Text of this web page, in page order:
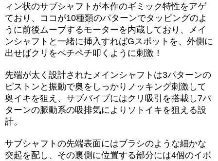
ィン状のサブシャフトが本作のギミック特性をアゲ
ており、ココが10種類のパターンでタッピングのよ
うに前後ムーブするモーターを内蔵しており、メイ
ンシャフトと一緒に挿入すればGスポットを、外側に
出せばクリをペチペチ叩くように刺激！
先端が太く設計されたメインシャフトは3パターンの
ピストンと振動で奥をしっかりノッキング刺激して
奥イキを狙え、サブバイブにはクリ吸引を搭載し7パ
ターンの脈動系の吸排気によりソトイキを狙える設
計。
サブシャフトの先端表面にはブラシのような細かな
突起を配し、その裏側に位置する部分には4個のイボ